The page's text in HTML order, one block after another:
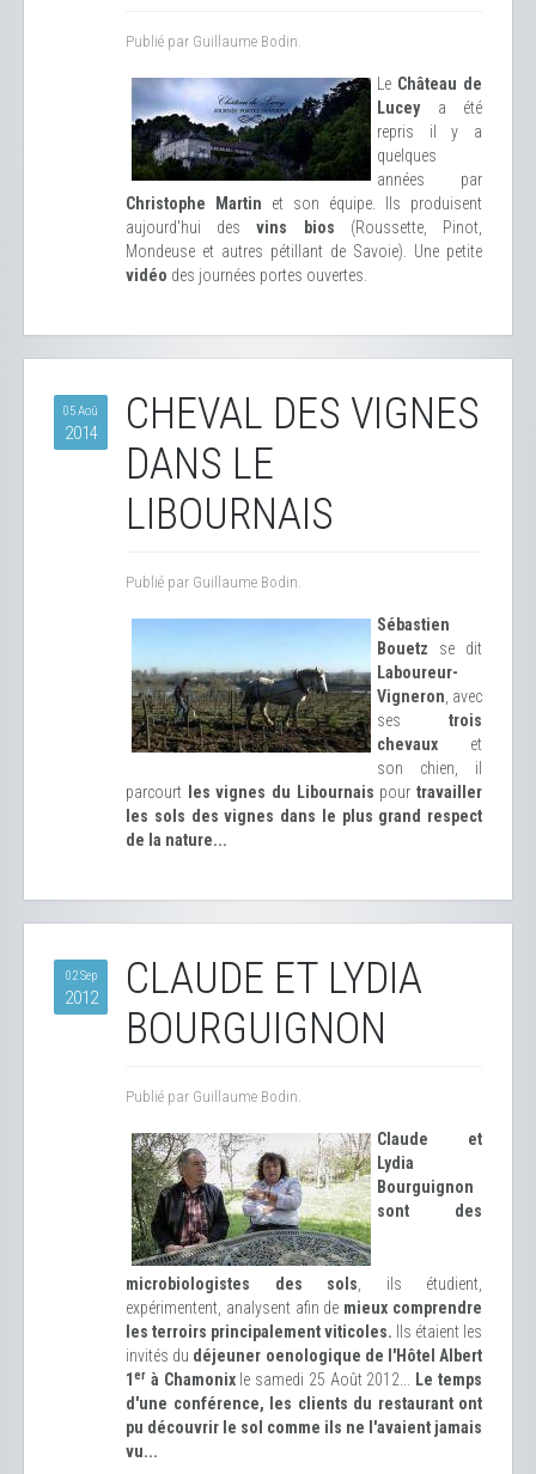
Publié par Guillaume Bodin.
Le Château de
Luceya été
repris il y a
quelques
années par
Christophe Martin et son équipe. Ils produisent
aujourd'hui desvins bios (Roussette, Pinot,
Mondeuse et autres pétillant de Savoie). Une petite
vidéo des journées portes ouvertes.
05 Aoû
2014
CHEVAL DES VIGNES
DANS LE
LIBOURNAIS
Publié par Guillaume Bodin.
Sébastien
Bouetz se dit
Laboureur-
Vigneron , avec
ses trois
chevaux et
son chien, il
parcourt
les vignes du Libournais pourtravailler
les sols des vignes dans le plus grand respect
de la nature...
02 Sep
2012
CLAUDE ET LYDIA
BOURGUIGNON
Publié par Guillaume Bodin.
Claude et
Lydia
Bourguignon
sont des
microbiologistes des sols , ils étudient,
expérimentent, analysent afin de mieux comprendre
les terroirs principalement viticoles. Ils étaient les
invités du déjeuner oenologique de l'Hôtel Albert
1 er à Chamonixle samedi 25 Août 2012...
Le temps
d'une conférence, les clients du restaurant ont
pu découvrir le sol comme ils ne l'avaient jamais
vu...